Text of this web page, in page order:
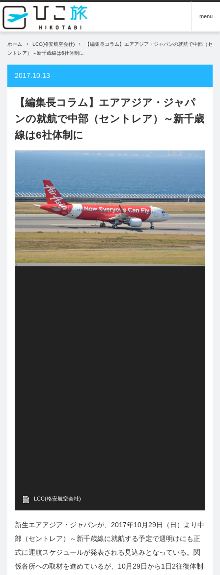
menu
ホーム LCC(格安航空会社)
【編集長コラム】エアアジア・ジャパンの就航で中部（セ
ントレア）～新千歳線は6社体制に
2017.10.13
【編集長コラム】エアアジア・ジャパ
ンの就航で中部（セントレア）～新千歳
線は6社体制に
LCC(格安航空会社)
新生エアアジア・ジャパンが、2017年10月29日（日）より中
部（セントレア）～新千歳線に就航する予定で週明けにも正
式に運航スケジュールが発表される見込みとなっている。関
係各所への取材を進めているが、10月29日から1日2往復体制